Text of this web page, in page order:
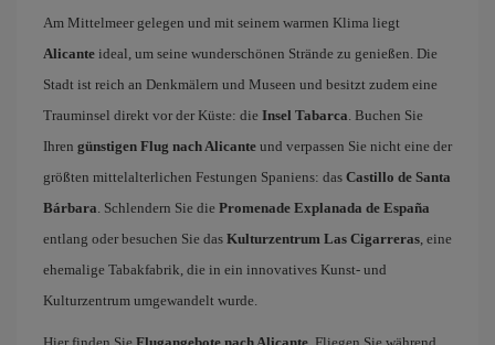
Am Mittelmeer gelegen und mit seinem warmen Klima liegt
Alicante ideal, um seine wunderschönen Strände zu genießen. Die
Stadt ist reich an Denkmälern und Museen und besitzt zudem eine
Trauminsel direkt vor der Küste: die Insel Tabarca . Buchen Sie
Ihren günstigen Flug nach Alicante und verpassen Sie nicht eine der
größten mittelalterlichen Festungen Spaniens: das Castillo de Santa
Bárbara . Schlendern Sie die Promenade Explanada de España
entlang oder besuchen Sie das Kulturzentrum Las Cigarreras , eine
ehemalige Tabakfabrik, die in ein innovatives Kunst- und
Kulturzentrum umgewandelt wurde.